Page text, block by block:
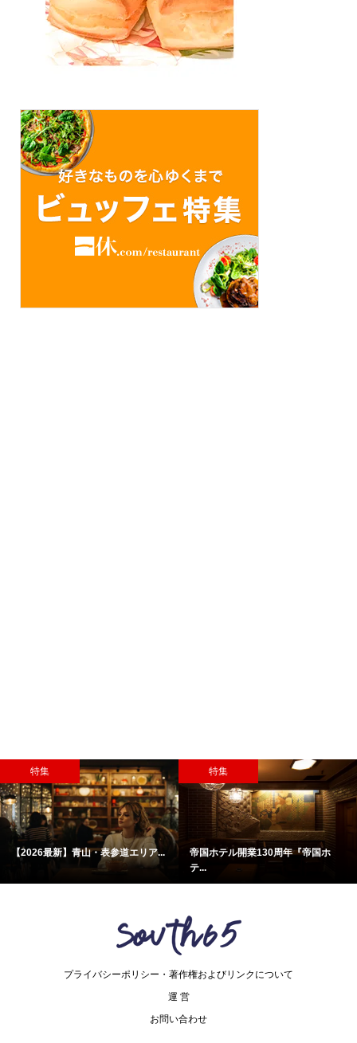
特集
【2026最新】青山・表参道エリア...
特集
帝国ホテル開業130周年『帝国ホ
テ...
プライバシーポリシー・著作権およびリンクについて
運 営
お問い合わせ